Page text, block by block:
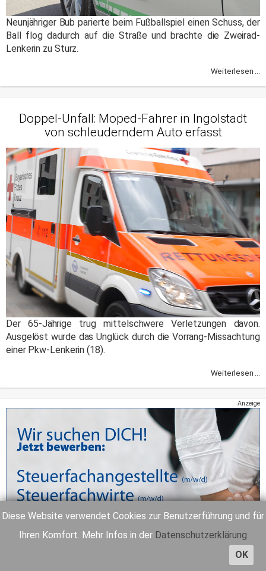
Diese Website verwendet Cookies zur Benutzerführung und für
Ihren Komfort. Mehr Infos in der Datenschutzerklärung
OK
Neunjähriger Bub parierte beim Fußballspiel einen Schuss, der
Ball flog dadurch auf die Straße und brachte die Zweirad-
Lenkerin zu Sturz.
Weiterlesen ...
Doppel-Unfall: Moped-Fahrer in Ingolstadt
von schleuderndem Auto erfasst
Der 65-Jährige trug mittelschwere Verletzungen davon.
Ausgelöst wurde das Unglück durch die Vorrang-Missachtung
einer Pkw-Lenkerin (18).
Weiterlesen ...
Anzeige